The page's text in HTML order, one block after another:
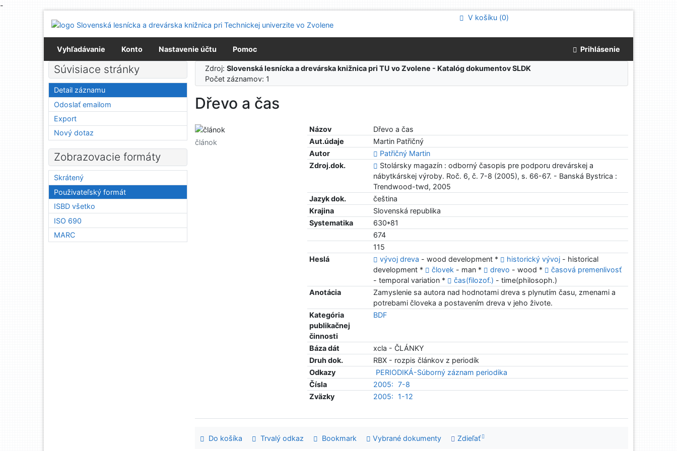
-
Prejsť na menu
Prehlásenie o webovej prístupnosti
V košíku (0)
Vyhľadávanie Konto Nastavenie účtu Pomoc Prihlásenie
Zdroj:Slovenská lesnícka a drevárska knižnica pri TU vo Zvolene - Katalóg dokumentov SLDK
Počet záznamov: 1
Dřevo a čas
Názov
Dřevo a čas
Aut.údaje
Martin Patřičný
Autor
Patřičný Martin
Zdroj.dok.
Stolársky magazín : odborný časopis pre podporu drevárskej a
nábytkárskej výroby. Roč. 6, č. 7-8 (2005), s. 66-67. - Banská Bystrica :
Trendwood-twd, 2005
Jazyk dok.
čeština
Krajina
Slovenská republika
Systematika
630*81
674
115
Heslá
vývoj dreva - wood development * historický vývoj - historical
development *
človek - man * drevo - wood *
časová premenlivosť
- temporal variation *
čas(filozof.) - time(philosoph.)
Anotácia
Zamyslenie sa autora nad hodnotami dreva s plynutím času, zmenami a
potrebami človeka a postavením dreva v jeho živote.
Kategória
publikačnej
činnosti
BDF
Báza dát
xcla - ČLÁNKY
Druh dok.
RBX - rozpis článkov z periodík
Odkazy
PERIODIKÁ-Súborný záznam periodika
Čísla
2005:
7-8
Zväzky
2005: 1-12
článok
Do košíka Trvalý odkaz Bookmark Vybrané dokumenty Zdieľať
Súvisiace stránky
Detail záznamu
Odoslať emailom
Export
Nový dotaz
Zobrazovacie formáty
Skrátený
Použivateľský formát
ISBD všetko
ISO 690
MARC